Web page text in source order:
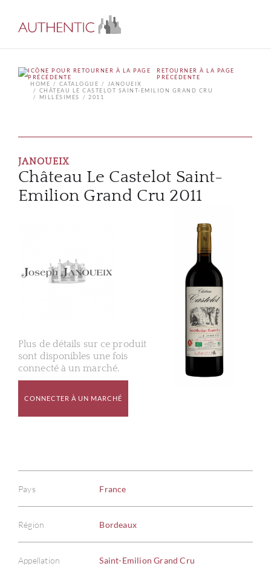
RETOURNER À LA PAGE
PRÉCÉDENTE
HOME
CATALOGUE
JANOUEIX
CHÂTEAU LE CASTELOT SAINT-EMILION GRAND CRU
MILLÉSIMES
2011
JANOUEIX
Château Le Castelot Saint-
Emilion Grand Cru 2011
Plus de détails sur ce produit
sont disponibles une fois
connecté à un marché.
CONNECTER À UN MARCHÉ
Pays France
Région Bordeaux
Appellation Saint-Emilion Grand Cru